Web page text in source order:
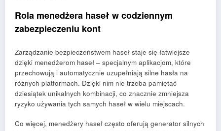
Rola menedżera haseł w codziennym
zabezpieczeniu kont
Zarządzanie bezpieczeństwem haseł staje się łatwiejsze
dzięki menedżerom haseł – specjalnym aplikacjom, które
przechowują i automatycznie uzupełniają silne hasła na
różnych platformach. Dzięki nim nie trzeba pamiętać
dziesiątek unikalnych kombinacji, co znacznie zmniejsza
ryzyko używania tych samych haseł w wielu miejscach.
Co więcej, menedżery haseł często oferują generator silnych